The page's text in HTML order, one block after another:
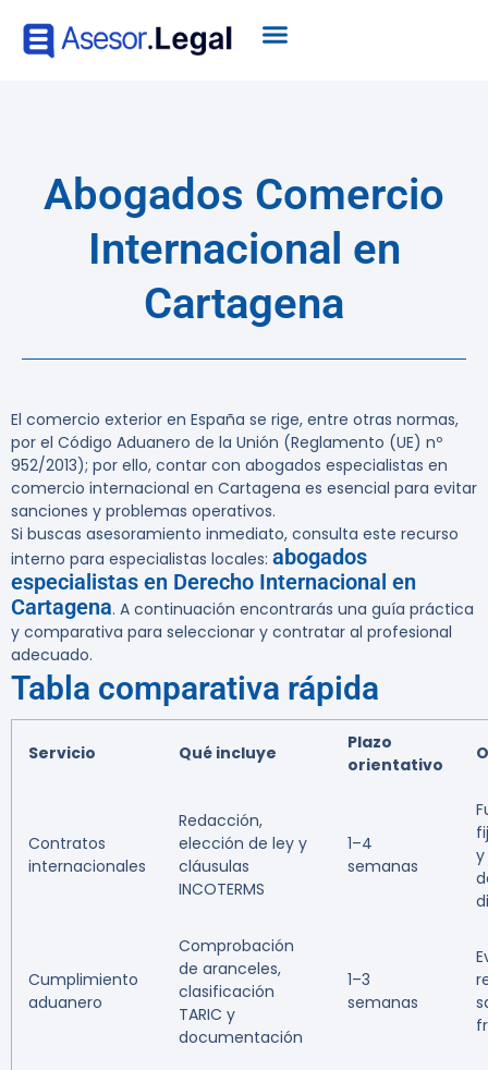
Abogados Comercio
Internacional en
Cartagena
El comercio exterior en España se rige, entre otras normas,
por el Código Aduanero de la Unión (Reglamento (UE) nº
952/2013); por ello, contar con abogados especialistas en
comercio internacional en Cartagena es esencial para evitar
sanciones y problemas operativos.
Si buscas asesoramiento inmediato, consulta este recurso
interno para especialistas locales: abogados
especialistas en Derecho Internacional en
Cartagena. A continuación encontrarás una guía práctica
y comparativa para seleccionar y contratar al profesional
adecuado.
Tabla comparativa rápida
Servicio Qué incluye
Plazo
orientativo
Contratos
internacionales
Redacción,
elección de ley y
cláusulas
INCOTERMS
1–4
semanas
Cumplimiento
aduanero
Comprobación
de aranceles,
clasificación
TARIC y
documentación
1–3
semanas